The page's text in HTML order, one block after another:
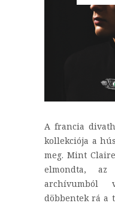
A francia
kollekciója a
meg. Mint
elmondta,
archívumból
döbbentek rá a